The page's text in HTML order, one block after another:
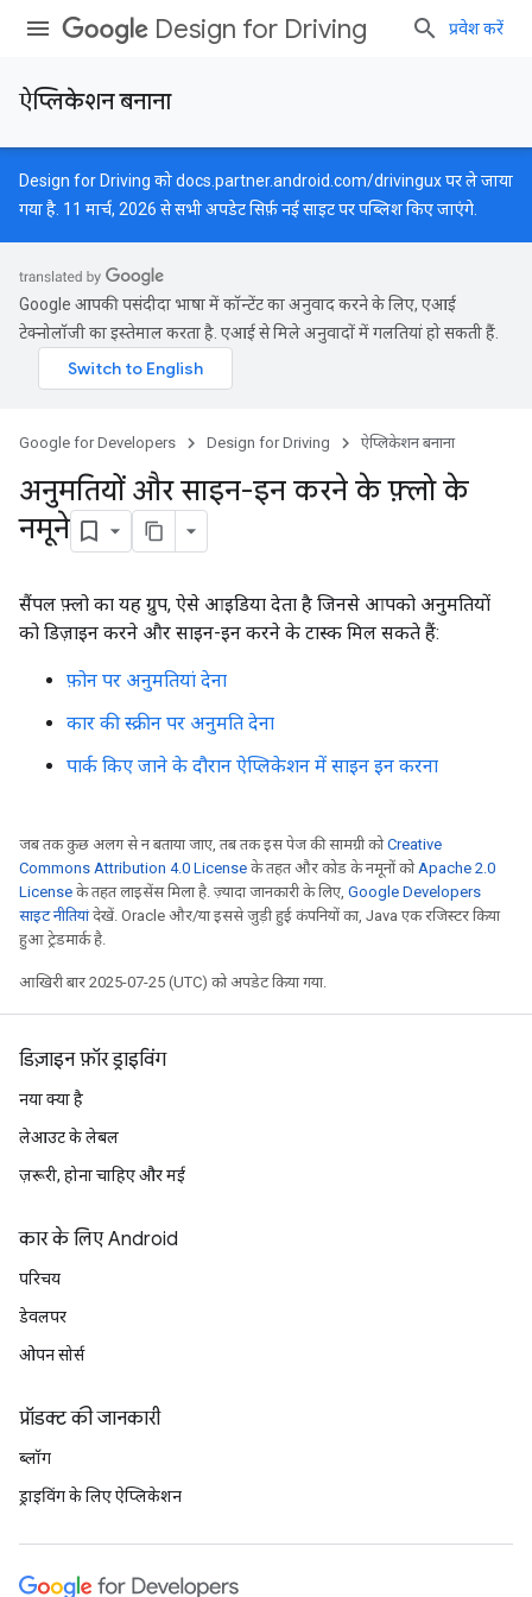
Design for Driving प्रवेश करें
ऐप्लिकेशन बनाना
Design for Driving कोdocs.partner.android.com/drivinguxपर ले जाया
गया है. 11 मार्च, 2026 से सभी अपडेट सिर्फ़ नई साइट पर पब्लिश किए जाएंगे.
Google आपकी पसंदीदा भाषा में कॉन्टेंट का अनुवाद करने के लिए, एआई
टेक्नोलॉजी का इस्तेमाल करता है. एआई से मिले अनुवादों में गलतियां हो सकती हैं.
Google for Developers Design for Driving ऐप्लिकेशन बनाना
अनुमतियों और साइन-इन करने के फ़्लो के
नमूने
सैंपल फ़्लो का यह ग्रुप, ऐसे आइडिया देता है जिनसे आपको अनुमतियों
को डिज़ाइन करने और साइन-इन करने के टास्क मिल सकते हैं:
फ़ोन पर अनुमतियां देना
कार की स्क्रीन पर अनुमति देना
पार्क किए जाने के दौरान ऐप्लिकेशन में साइन इन करना
जब तक कुछ अलग से न बताया जाए, तब तक इस पेज की सामग्री कोCreative
Commons Attribution 4.0 License के तहत और कोड के नमूनों कोApache 2.0
License के तहत लाइसेंस मिला है. ज़्यादा जानकारी के लिए, Google Developers
साइट नीतियांदेखें. Oracle और/या इससे जुड़ी हुई कंपनियों का, Java एक रजिस्टर किया
हुआ ट्रेडमार्क है.
आखिरी बार 2025-07-25 (UTC) को अपडेट किया गया.
डिज़ाइन फ़ॉर ड्राइविंग
नया क्या है
लेआउट के लेबल
ज़रूरी, होना चाहिए और मई
कार के लिए Android
परिचय
डेवलपर
ओपन सोर्स
प्रॉडक्ट की जानकारी
ब्लॉग
ड्राइविंग के लिए ऐप्लिकेशन